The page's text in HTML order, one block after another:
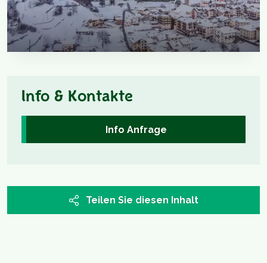
Info & Kontakte
Info Anfrage
Teilen Sie diesen Inhalt